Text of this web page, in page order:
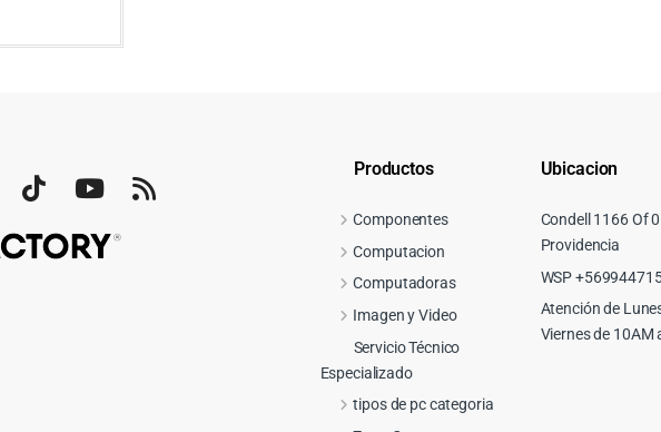
Productos
Componentes
Computacion
Computadoras
Imagen y Video
Servicio Técnico
Especializado
tipos de pc categoria
Ubicacion
Condell 1166 Of
Providencia
WSP
Atención de
Viernes de 10AM